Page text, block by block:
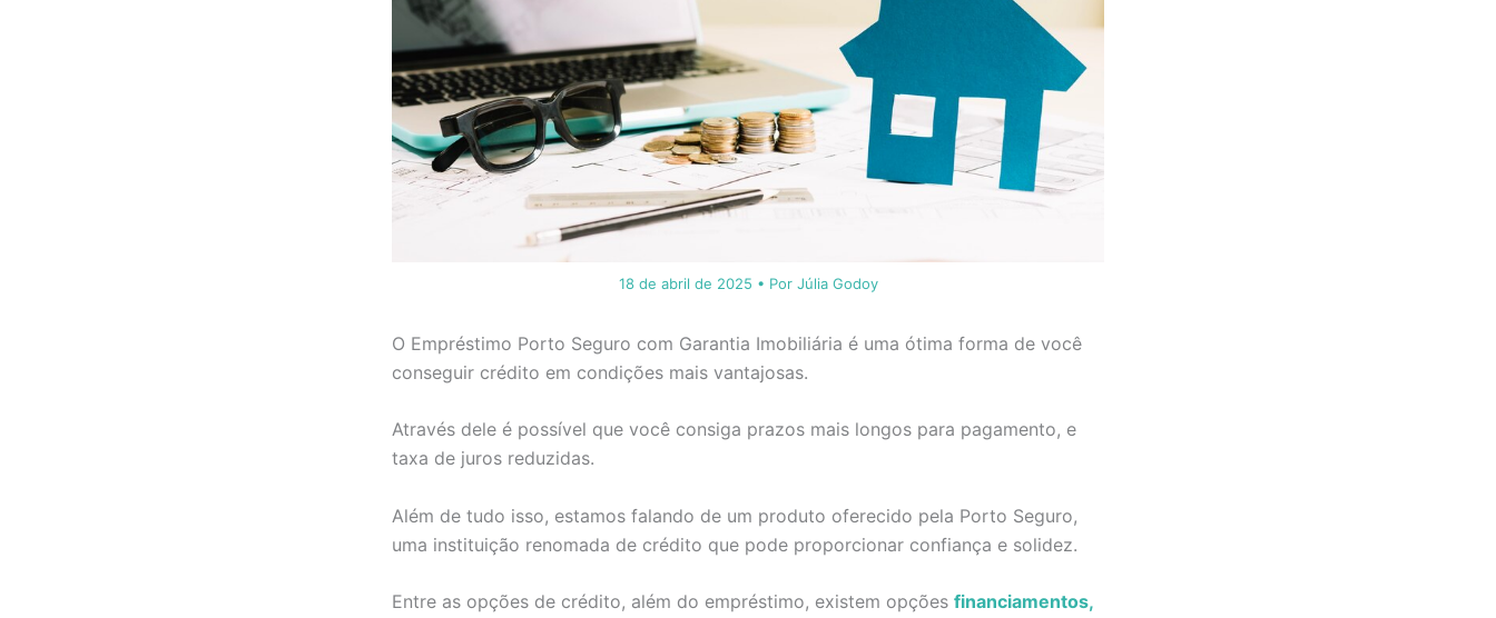
18 de abril de 2025 • Por Júlia Godoy
O Empréstimo Porto Seguro com Garantia Imobiliária é uma ótima forma de você
conseguir crédito em condições mais vantajosas.
Através dele é possível que você consiga prazos mais longos para pagamento, e
taxa de juros reduzidas.
Além de tudo isso, estamos falando de um produto oferecido pela Porto Seguro,
uma instituição renomada de crédito que pode proporcionar confiança e solidez.
Entre as opções de crédito, além do empréstimo, existem opções financiamentos,